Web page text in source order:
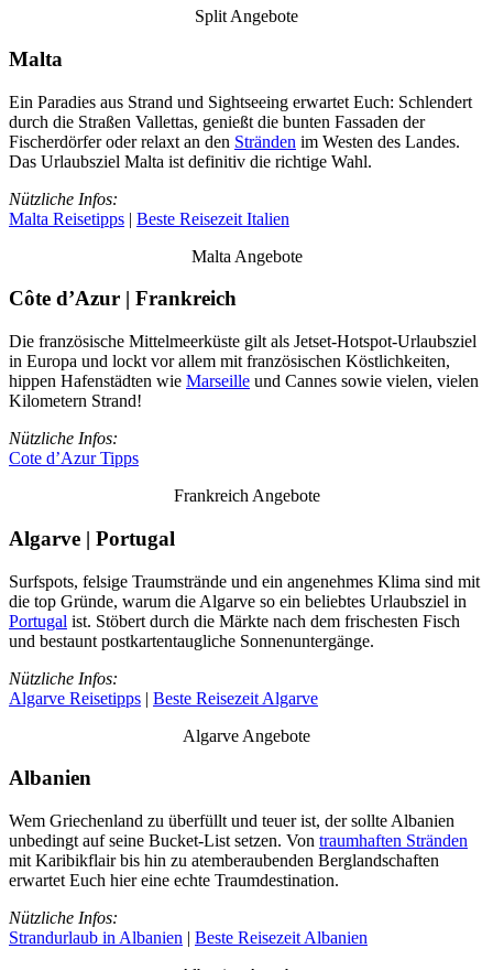
Split Angebote
Malta
Ein Paradies aus Strand und Sightseeing erwartet Euch: Schlendert
durch die Straßen Vallettas, genießt die bunten Fassaden der
Fischerdörfer oder relaxt an den Stränden im Westen des Landes.
Das Urlaubsziel Malta ist definitiv die richtige Wahl.
Nützliche Infos:
Malta Reisetipps | Beste Reisezeit Italien
Malta Angebote
Côte d’Azur | Frankreich
Die französische Mittelmeerküste gilt als Jetset-Hotspot-Urlaubsziel
in Europa und lockt vor allem mit französischen Köstlichkeiten,
hippen Hafenstädten wie Marseille und Cannes sowie vielen, vielen
Kilometern Strand!
Nützliche Infos:
Cote d’Azur Tipps
Frankreich Angebote
Algarve | Portugal
Surfspots, felsige Traumstrände und ein angenehmes Klima sind mit
die top Gründe, warum die Algarve so ein beliebtes Urlaubsziel in
Portugal ist. Stöbert durch die Märkte nach dem frischesten Fisch
und bestaunt postkartentaugliche Sonnenuntergänge.
Nützliche Infos:
Algarve Reisetipps | Beste Reisezeit Algarve
Algarve Angebote
Albanien
Wem Griechenland zu überfüllt und teuer ist, der sollte Albanien
unbedingt auf seine Bucket-List setzen. Von traumhaften Stränden
mit Karibikflair bis hin zu atemberaubenden Berglandschaften
erwartet Euch hier eine echte Traumdestination.
Nützliche Infos:
Strandurlaub in Albanien | Beste Reisezeit Albanien